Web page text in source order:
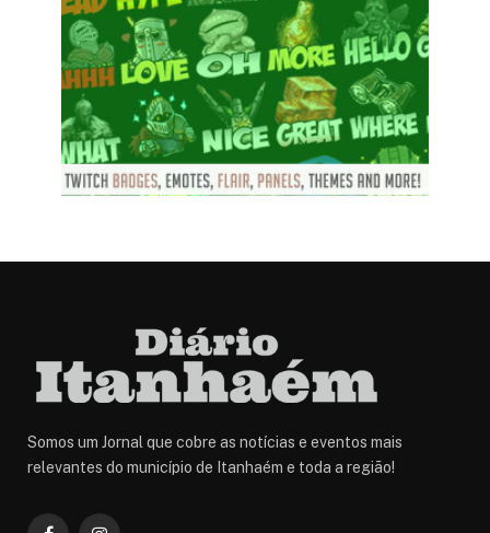
Somos um Jornal que cobre as notícias e eventos mais
relevantes do município de Itanhaém e toda a região!